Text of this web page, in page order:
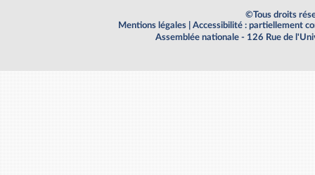
©Tous droits
Mentions légales
Accessibilité : partiellement
Assemblée nationale - 126 Rue de